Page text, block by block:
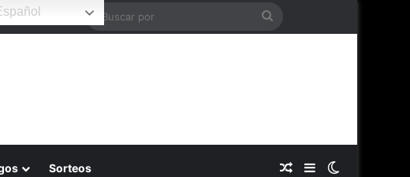
Buscar
Sorteos Publicación al azar
Barra lateral